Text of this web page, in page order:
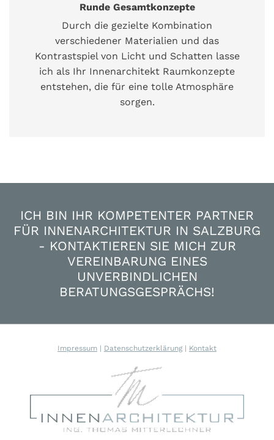
Runde Gesamtkonzepte
Durch die gezielte Kombination
verschiedener Materialien und das
Kontrastspiel von Licht und Schatten lasse
ich als Ihr Innenarchitekt Raumkonzepte
entstehen, die für eine tolle Atmosphäre
sorgen.
ICH BIN IHR KOMPETENTER PARTNER
FÜR INNENARCHITEKTUR IN SALZBURG
- KONTAKTIEREN SIE MICH ZUR
VEREINBARUNG EINES
UNVERBINDLICHEN
BERATUNGSGESPRÄCHS!
Impressum Datenschutzerklärung| Kontakt